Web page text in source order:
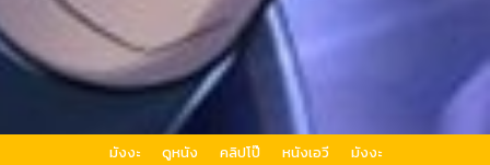
มังงะ ดูหนัง คลิปโป๊ หนังเอวี มังงะ